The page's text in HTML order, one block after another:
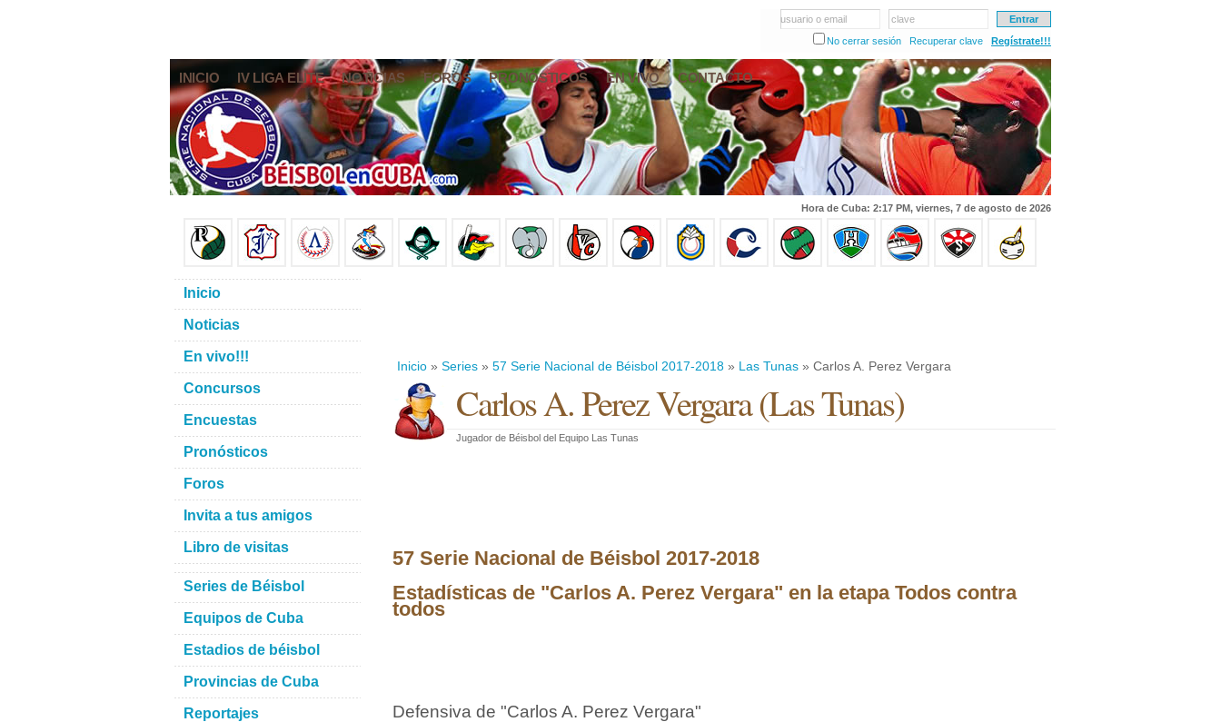
usuario o email
clave
No cerrar sesión
Recuperar clave Regístrate!!!
INICIO IV LIGA ELITE NOTICIAS FOROS PRONÓSTICOS EN VIVO CONTACTO
Hora de Cuba: 2:17 PM, viernes, 7 de agosto de 2026
Inicio » Series » 57 Serie Nacional de Béisbol 2017-2018 » Las Tunas » Carlos A. Perez Vergara
Carlos A. Perez Vergara(Las Tunas)
Jugador de Béisbol del Equipo Las Tunas
57 Serie Nacional de Béisbol 2017-2018
Estadísticas de "Carlos A. Perez Vergara" en la etapa Todos contra
todos
Defensiva de "Carlos A. Perez Vergara"
Inicio
Noticias
En vivo!!!
Concursos
Encuestas
Pronósticos
Foros
Invita a tus amigos
Libro de visitas
Series de Béisbol
Equipos de Cuba
Estadios de béisbol
Provincias de Cuba
Reportajes